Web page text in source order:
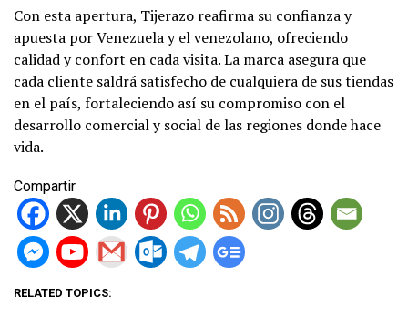
Con esta apertura, Tijerazo reafirma su confianza y
apuesta por Venezuela y el venezolano, ofreciendo
calidad y confort en cada visita. La marca asegura que
cada cliente saldrá satisfecho de cualquiera de sus tiendas
en el país, fortaleciendo así su compromiso con el
desarrollo comercial y social de las regiones donde hace
vida.
Compartir
RELATED TOPICS: